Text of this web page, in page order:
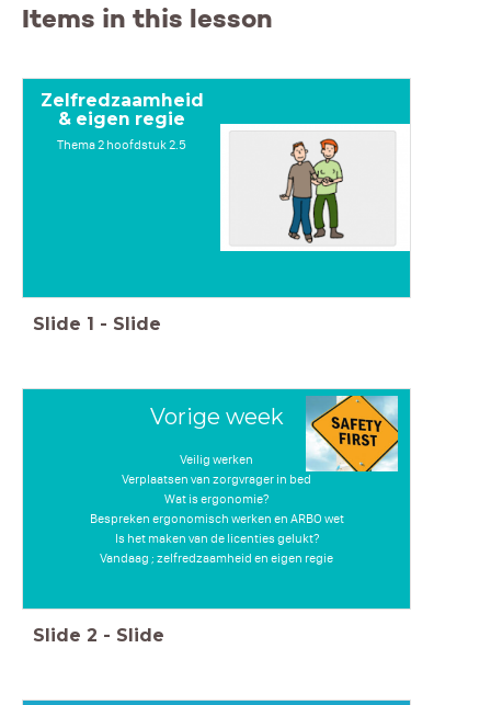
Items in this lesson
Zelfredzaamheid
& eigen regie
Thema 2 hoofdstuk 2.5
Slide 1 - Slide
Vorige week
Veilig werken
Verplaatsen van zorgvrager in bed
Wat is ergonomie?
Bespreken ergonomisch werken en ARBO wet
Is het maken van de licenties gelukt?
Vandaag ; zelfredzaamheid en eigen regie
Slide 2 - Slide